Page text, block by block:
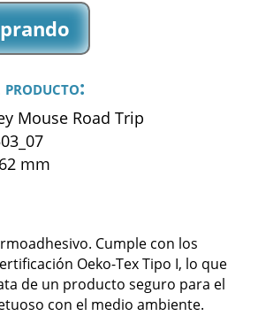
Mouse Road Trip
mm
Cumple con los
Oeko-Tex Tipo I, lo que
de un producto seguro para el
con el medio ambiente.